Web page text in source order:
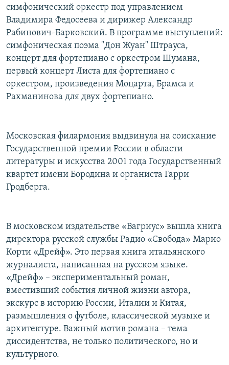
симфонический оркестр под управлением
Владимира Федосеева и дирижер Александр
Рабинович-Барковский. В программе выступлений:
симфоническая поэма "Дон Жуан" Штрауса,
концерт для фортепиано с оркестром Шумана,
первый концерт Листа для фортепиано с
оркестром, произведения Моцарта, Брамса и
Рахманинова для двух фортепиано.
Московская филармония выдвинула на соискание
Государственной премии России в области
литературы и искусства 2001 года Государственный
квартет имени Бородина и органиста Гарри
Гродберга.
В московском издательстве «Вагриус» вышла книга
директора русской службы Радио «Свобода» Марио
Корти «Дрейф». Это первая книга итальянского
журналиста, написанная на русском языке.
«Дрейф» – экспериментальный роман,
вместивший события личной жизни автора,
экскурс в историю России, Италии и Китая,
размышления о футболе, классической музыке и
архитектуре. Важный мотив романа – тема
диссидентства, не только политического, но и
культурного.